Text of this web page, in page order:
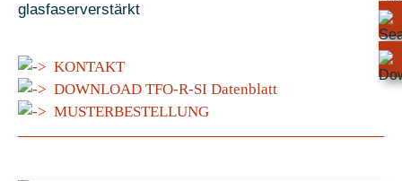
glasfaserverstärkt
KONTAKT
DOWNLOAD TFO-R-SI Datenblatt
MUSTERBESTELLUNG